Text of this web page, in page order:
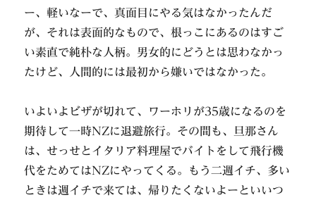
ー、軽いなーで、真面目にやる気はなかったんだ
が、それは表面的なもので、根っこにあるのはすご
い素直で純朴な人柄。男女的にどうとは思わなかっ
たけど、人間的には最初から嫌いではなかった。
いよいよビザが切れて、ワーホリが35歳になるのを
期待して一時NZに退避旅行。その間も、旦那さん
は、せっせとイタリア料理屋でバイトをして飛行機
代をためてはNZにやってくる。もう二週イチ、多い
ときは週イチで来ては、帰りたくないよーといいつ